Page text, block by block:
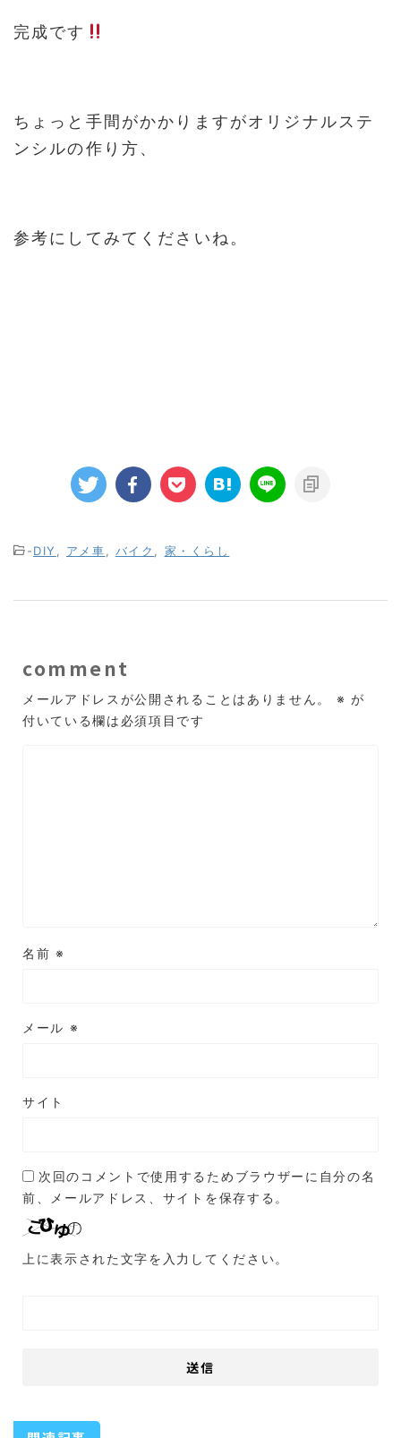
完成です
ちょっと手間がかかりますがオリジナルステ
ンシルの作り方、
参考にしてみてくださいね。
-DIY アメ車 バイク 家・くらし
comment
メールアドレスが公開されることはありません。 ※ が
付いている欄は必須項目です
名前※
メール ※
サイト
次回のコメントで使用するためブラウザーに自分の名
前、メールアドレス、サイトを保存する。
上に表示された文字を入力してください。